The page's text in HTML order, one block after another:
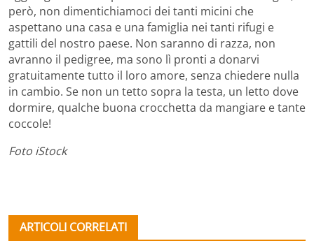
però, non dimentichiamoci dei tanti micini che
aspettano una casa e una famiglia nei tanti rifugi e
gattili del nostro paese. Non saranno di razza, non
avranno il pedigree, ma sono lì pronti a donarvi
gratuitamente tutto il loro amore, senza chiedere nulla
in cambio. Se non un tetto sopra la testa, un letto dove
dormire, qualche buona crocchetta da mangiare e tante
coccole!
Foto iStock
ARTICOLI CORRELATI